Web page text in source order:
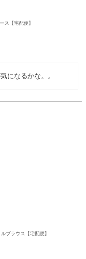
ス【宅配便】
になるかな。。
ブラウス【宅配便】